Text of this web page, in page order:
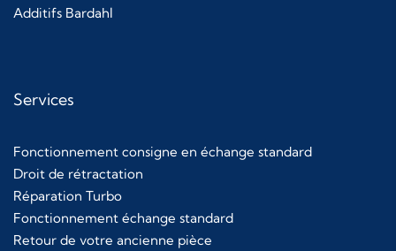
Additifs Bardahl
Services
Fonctionnement consigne en échange standard
Droit de rétractation
Réparation Turbo
Fonctionnement échange standard
Retour de votre ancienne pièce